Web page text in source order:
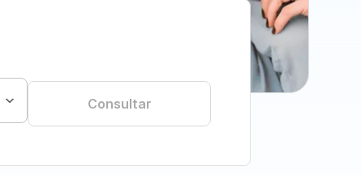
Consultar